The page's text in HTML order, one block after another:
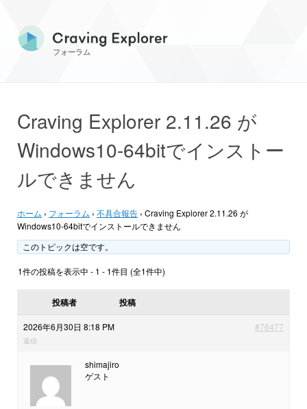
フォーラム
Craving Explorer 2.11.26 が
Windows10-64bitでインストー
ルできません
ホーム › フォーラム › 不具合報告 › Craving Explorer 2.11.26 が
Windows10-64bitでインストールできません
このトピックは空です。
1件の投稿を表示中 - 1 - 1件目 (全1件中)
投稿者 投稿
2026年6月30日 8:18 PM #76477
返信
shimajiro
ゲスト